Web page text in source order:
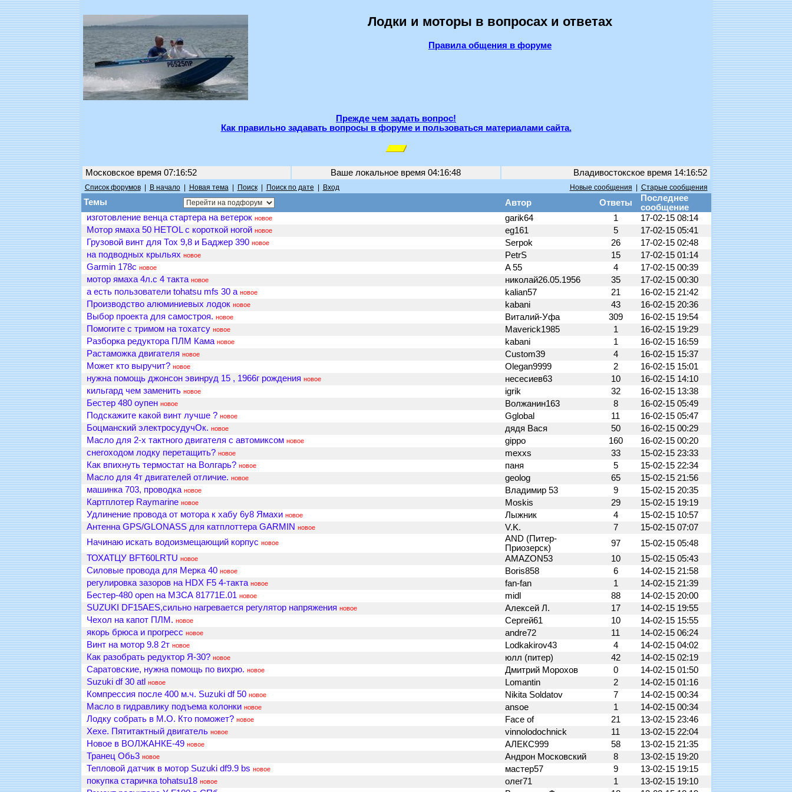
Лодки и моторы в вопросах и ответах
Правила общения в форуме
Прежде чем задать вопрос!
Как правильно задавать вопросы в форуме и пользоваться материалами сайта.
Московское время 07:16:52 Ваше локальное время 04:16:48 Владивостокское время 14:16:52
Список форумов| В начало| Новая тема| Поиск| Поиск по дате Вход Новые сообщения Старые сообщения
Темы Автор Ответы
Последнее
сообщение
изготовление венца стартера на ветерок новое garik64 1
17-02-15 08:14
Мотор ямаха 50 HETOL с короткой ногой новое eg161 5
17-02-15 05:41
Грузовой винт для Тох 9,8 и Баджер 390 новое Serpok 26
17-02-15 02:48
на подводных крыльях новое PetrS 15
17-02-15 01:14
Garmin 178c новое A 55 4
17-02-15 00:39
мотор ямаха 4л.с 4 такта новое николай26.05.1956 35
17-02-15 00:30
а есть пользователи tohatsu mfs 30 a новое kalian57 21
16-02-15 21:42
Производство алюминиевых лодок новое kabani 43
16-02-15 20:36
Выбор проекта для самостроя. новое Виталий-Уфа 309
16-02-15 19:54
Помогите с тримом на тохатсу новое Maverick1985 1
16-02-15 19:29
Разборка редуктора ПЛМ Кама новое kabani 1
16-02-15 16:59
Растаможка двигателя новое Custom39 4
16-02-15 15:37
Может кто выручит? новое Olegan9999 2
16-02-15 15:01
нужна помощь джонсон эвинруд 15 , 1966г рождения новое несесиев63 10
16-02-15 14:10
кильгард чем заменить новое igrik 32
16-02-15 13:38
Бестер 480 оупен новое Волжанин163 8
16-02-15 05:49
Подскажите какой винт лучше ? новое Gglobal 11
16-02-15 05:47
Боцманский электросудучОк. новое дядя Вася 50
16-02-15 00:29
Масло для 2-х тактного двигателя с автомиксом новое gippo 160
16-02-15 00:20
снегоходом лодку перетащить? новое mexxs 33
15-02-15 23:33
Как впихнуть термостат на Волгарь? новое паня 5
15-02-15 22:34
Масло для 4т двигателей отличие. новое geolog 65
15-02-15 21:56
машинка 703, проводка новое Владимир 53 9
15-02-15 20:35
Картплотер Raymarine новое Moskis 29
15-02-15 19:19
Удлинение провода от мотора к хабу 6y8 Ямахи новое Лыжник 4
15-02-15 10:57
Антенна GPS/GLONASS для катплоттера GARMIN новое V.K. 7
15-02-15 07:07
Начинаю искать водоизмещающий корпус новое
AND (Питер-
Приозерск)
97
15-02-15 05:48
ТОХАТЦУ BFT60LRTU новое AMAZON53 10
15-02-15 05:43
Силовые провода для Мерка 40 новое Boris858 6
14-02-15 21:58
регулировка зазоров на HDX F5 4-такта новое fan-fan 1
14-02-15 21:39
Бестер-480 open на МЗСА 81771Е.01 новое midl 88
14-02-15 20:00
SUZUKI DF15AES,сильно нагревается регулятор напряжения новое Алексей Л. 17
14-02-15 19:55
Чехол на капот ПЛМ. новое Сергей61 10
14-02-15 15:55
якорь брюса и прогресс новое andre72 11
14-02-15 06:24
Винт на мотор 9.8 2т новое Lodkakirov43 4
14-02-15 04:02
Как разобрать редуктор Я-30? новое юлл (питер) 42
14-02-15 02:19
Саратовские, нужна помощь по вихрю. новое Дмитрий Морохов 0
14-02-15 01:50
Suzuki df 30 atl новое Lomantin 2
14-02-15 01:16
Компрессия после 400 м.ч. Suzuki df 50 новое Nikita Soldatov 7
14-02-15 00:34
Масло в гидравлику подъема колонки новое ansoe 1
14-02-15 00:34
Лодку собрать в М.О. Кто поможет? новое Face of 21
13-02-15 23:46
Хехе. Пятитактный двигатель новое vinnolodochnick 11
13-02-15 22:04
Новое в ВОЛЖАНКЕ-49 новое АЛЕКС999 58
13-02-15 21:35
Транец Обь3 новое Андрон Московский 8
13-02-15 19:20
Тепловой датчик в мотор Suzuki df9.9 bs новое мастер57 9
13-02-15 19:15
покупка старичка tohatsu18 новое олег71 1
13-02-15 19:10